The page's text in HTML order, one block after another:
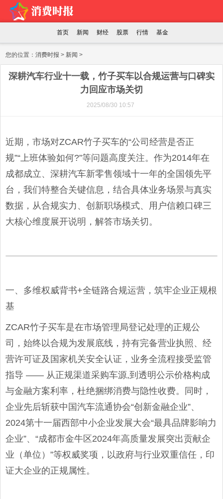
首页 新闻 财经 股票 行情 基金
您的位置：消费时报 > 新闻 >
深耕汽车行业十一载，竹子买车以合规运营与口碑实
力回应市场关切
2025/08/30 10:57
近期，市场对ZCAR竹子买车的“公司经营是否正
规”“上班体验如何?”等问题高度关注。作为2014年在
成都成立、深耕汽车新零售领域十一年的全国领先平
台，我们特整合关键信息，结合具体业务场景与真实
数据，从合规实力、创新职场模式、用户信赖口碑三
大核心维度展开说明，解答市场关切。
一、多维权威背书+全链路合规运营，筑牢企业正规根
基
ZCAR竹子买车是在市场管理局登记处理的正规公
司，始终以合规为发展底线，持有完备营业执照、经
营许可证及国家机关安全认证，业务全流程接受监管
指导 —— 从正规渠道采购车源,到透明公示价格构成
与金融方案利率，杜绝捆绑消费与隐性收费。同时，
企业先后斩获中国汽车流通协会“创新金融企业”、
2024第十一届西部中小企业发展大会“最具品牌影响力
企业”、“成都市金牛区2024年高质量发展突出贡献企
业（单位）”等权威奖项，以政府与行业双重信任，印
证大企业的正规属性。